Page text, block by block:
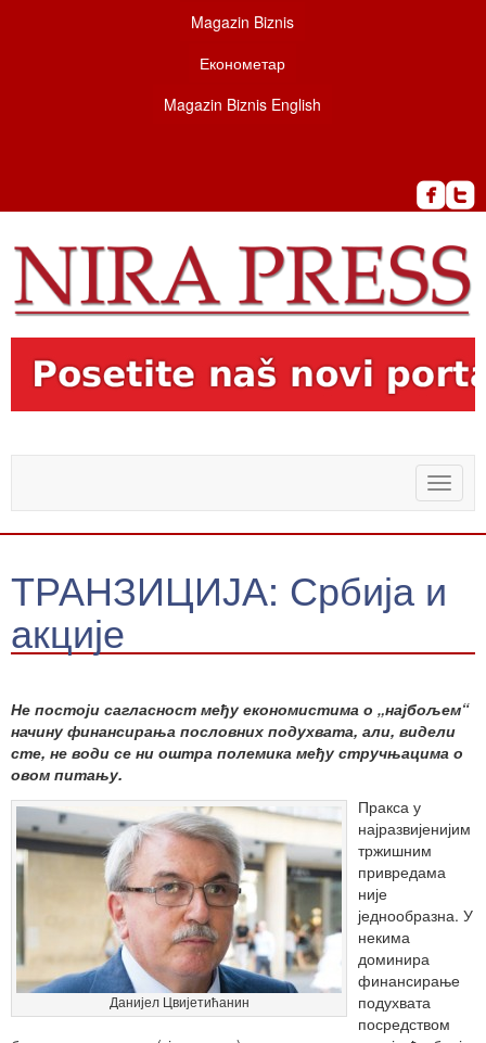
Magazin Biznis
Економетар
Magazin Biznis English
Toggle
ТРАНЗИЦИЈА: Србија и
акције
Не постоји сагласност међу економистима о „најбољем“
начину финансирања пословних подухвата, али, видели
сте, не води се ни оштра полемика међу стручњацима о
овом питању.
Данијел Цвијетићанин
Пракса у
најразвијенијим
тржишним
привредама
није
једнообразна. У
некима
доминира
финансирање
подухвата
посредством